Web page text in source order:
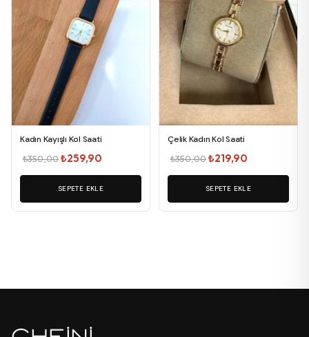
Kadın Kayışlı Kol Saati
₺350,00Orijinal
fiyat:
₺350,00.
₺259,90
andaki
fiyat:
SEPETE EKLE
Çelik Kadın Kol Saati
₺350,00Orijinal
fiyat:
₺350,00.
₺219,90
andaki
fiyat:
SEPETE EKLE